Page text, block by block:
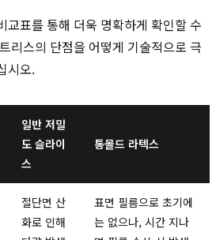
교표를 통해 더욱 명확하게 확인할 수
리스의 단점을 어떻게 기술적으로 극
시오.
일반 저밀
도 슬라이
스
통몰드 라텍스
절단면 산
화로 인해
표면 필름으로 초기에
는 없으나, 시간 지나